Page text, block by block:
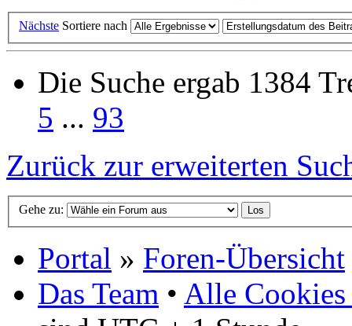
Nächste Sortiere nach
Die Suche ergab 1384
5 ... 93
Zurück zur erweiterten
Gehe zu:
Portal » Foren-Übersicht
Das Team • Alle Cookies